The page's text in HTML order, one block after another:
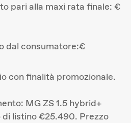
pari alla maxi rata finale: €
dal consumatore:€
con finalità promozionale.
MG ZS 1.5 hybrid+
listino €25.490. Prezzo